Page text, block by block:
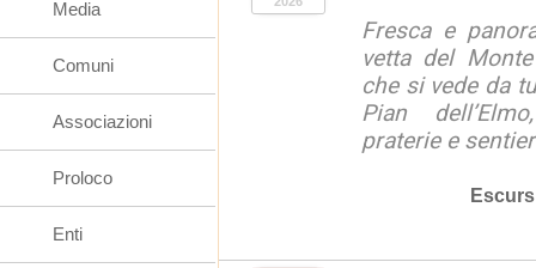
Fresca e
vetta del
che si vede da
Pian
praterie e
Media
Comuni
Associazioni
Proloco
Enti